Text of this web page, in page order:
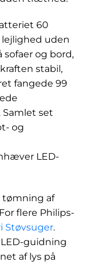
60
uden
og bord,
stabil,
fangede 99
set
og
LED-
tømning af
flere Philips-
Støvsuger.
guidning
af lys på